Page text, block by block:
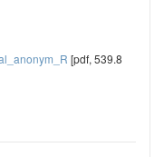
[pdf, 539.8